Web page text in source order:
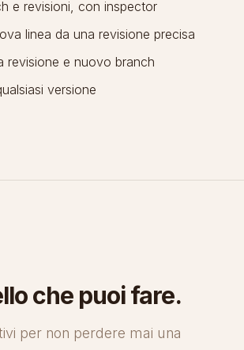
e revisioni, con inspector
linea da una revisione precisa
revisione e nuovo branch
versione
che puoi fare.
per non perdere mai una